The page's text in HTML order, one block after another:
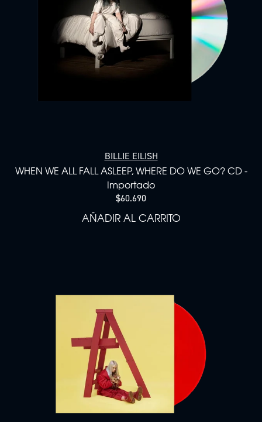
BILLIE EILISH
WHEN WE ALL FALL ASLEEP, WHERE DO WE GO? CD -
Importado
$60.690
AÑADIR WHEN WE ALL
AÑADIR AL CARRITO